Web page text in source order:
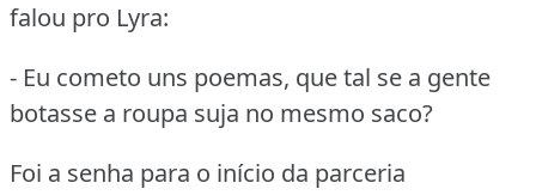
falou pro Lyra:
- Eu cometo uns poemas, que tal se a gente
botasse a roupa suja no mesmo saco?
Foi a senha para o início da parceria